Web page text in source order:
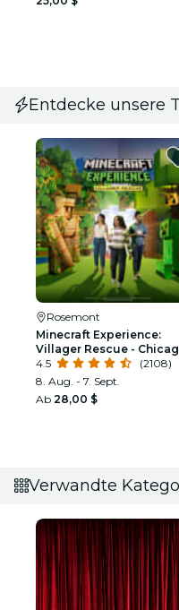
Entdecke unsere
Rosemont
Minecraft Experience:
Villager Rescue -
IL
4.5
(2108)
8. Aug. - 7. Sept.
Ab 28,00 $
Verwandte